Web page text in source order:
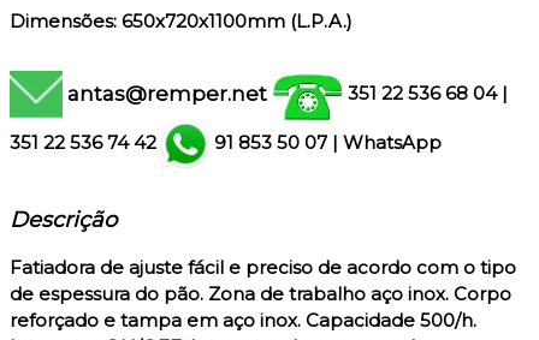
Dimensões: 650x720x1100mm (L.P.A.)
antas@remper.net 351 22 536 68 04 |
351 22 536 74 42 91 853 50 07 | WhatsApp
Descrição
Fatiadora de ajuste fácil e preciso de acordo com o tipo
de espessura do pão. Zona de trabalho aço inox. Corpo
reforçado e tampa em aço inox. Capacidade 500/h.